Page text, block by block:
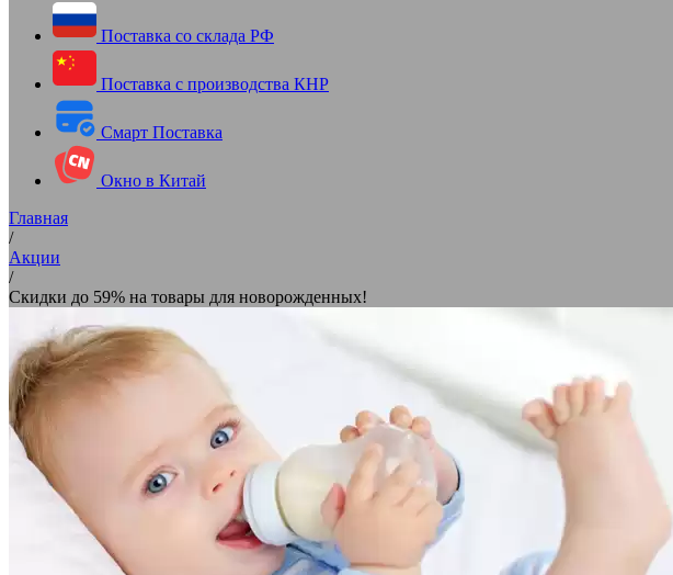
Поставка со склада РФ
Поставка с производства КНР
Смарт Поставка
Окно в Китай
Главная
/
Акции
/
Скидки до 59% на товары для новорожденных!